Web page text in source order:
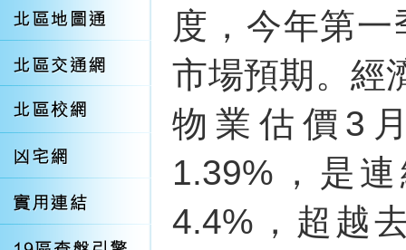
度，今年第
市場預期。經
物業估價3
1.39%，是
4.4%，超越